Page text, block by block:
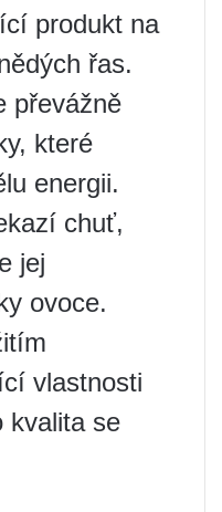
produkt na
řas.
převážně
které
energii.
chuť,
jej
ovoce.
vlastnosti
kvalita se